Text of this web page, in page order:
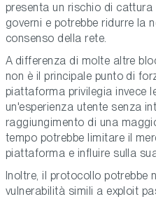
presenta un rischio di
governi e potrebbe ridurre la
consenso della rete.
A differenza di molte altre
non è il principale punto di
piattaforma privilegia invece
un'esperienza utente senza
raggiungimento di una
tempo potrebbe limitare il
piattaforma e influire sulla
Inoltre, il protocollo potrebbe
vulnerabilità simili a exploit